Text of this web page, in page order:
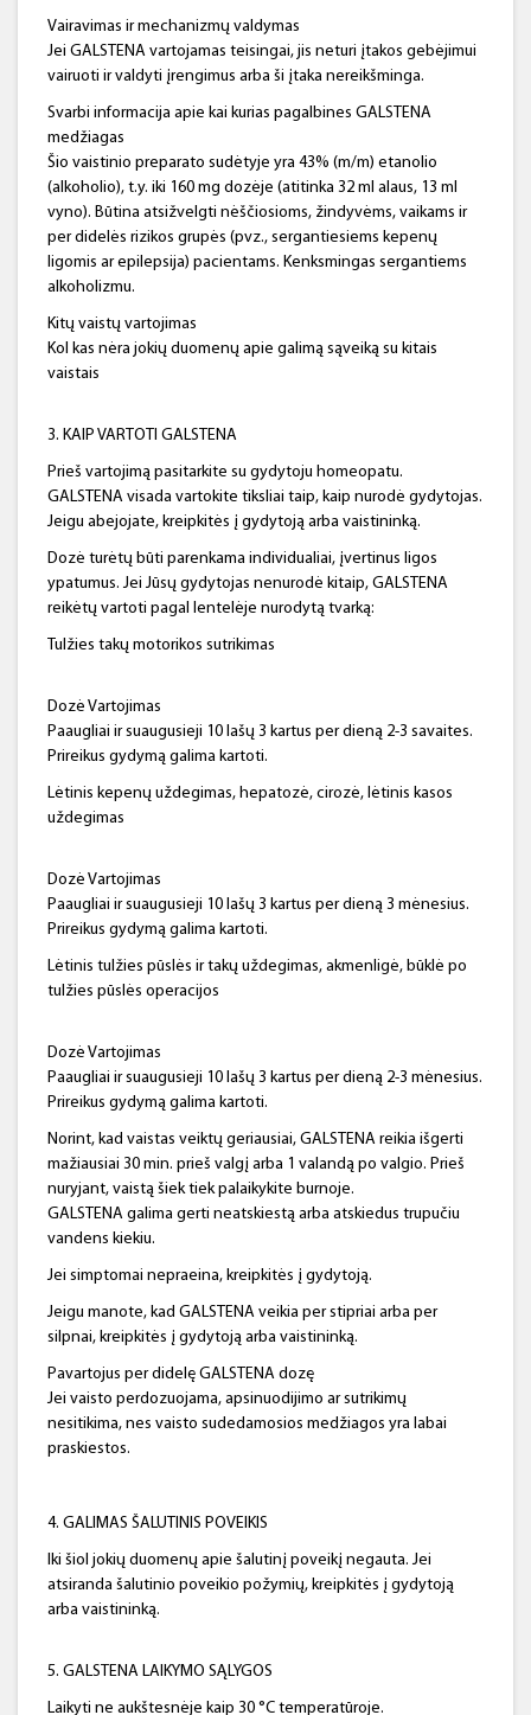
Vairavimas ir mechanizmų valdymas
Jei GALSTENA vartojamas teisingai, jis neturi įtakos gebėjimui
vairuoti ir valdyti įrengimus arba ši įtaka nereikšminga.
Svarbi informacija apie kai kurias pagalbines GALSTENA
medžiagas
Šio vaistinio preparato sudėtyje yra 43% (m/m) etanolio
(alkoholio), t.y. iki 160 mg dozėje (atitinka 32 ml alaus, 13 ml
vyno). Būtina atsižvelgti nėščiosioms, žindyvėms, vaikams ir
per didelės rizikos grupės (pvz., sergantiesiems kepenų
ligomis ar epilepsija) pacientams. Kenksmingas sergantiems
alkoholizmu.
Kitų vaistų vartojimas
Kol kas nėra jokių duomenų apie galimą sąveiką su kitais
vaistais
3. KAIP VARTOTI GALSTENA
Prieš vartojimą pasitarkite su gydytoju homeopatu.
GALSTENA visada vartokite tiksliai taip, kaip nurodė gydytojas.
Jeigu abejojate, kreipkitės į gydytoją arba vaistininką.
Dozė turėtų būti parenkama individualiai, įvertinus ligos
ypatumus. Jei Jūsų gydytojas nenurodė kitaip, GALSTENA
reikėtų vartoti pagal lentelėje nurodytą tvarką:
Tulžies takų motorikos sutrikimas
Dozė Vartojimas
Paaugliai ir suaugusieji 10 lašų 3 kartus per dieną 2-3 savaites.
Prireikus gydymą galima kartoti.
Lėtinis kepenų uždegimas, hepatozė, cirozė, lėtinis kasos
uždegimas
Dozė Vartojimas
Paaugliai ir suaugusieji 10 lašų 3 kartus per dieną 3 mėnesius.
Prireikus gydymą galima kartoti.
Lėtinis tulžies pūslės ir takų uždegimas, akmenligė, būklė po
tulžies pūslės operacijos
Dozė Vartojimas
Paaugliai ir suaugusieji 10 lašų 3 kartus per dieną 2-3 mėnesius.
Prireikus gydymą galima kartoti.
Norint, kad vaistas veiktų geriausiai, GALSTENA reikia išgerti
mažiausiai 30 min. prieš valgį arba 1 valandą po valgio. Prieš
nuryjant, vaistą šiek tiek palaikykite burnoje.
GALSTENA galima gerti neatskiestą arba atskiedus trupučiu
vandens kiekiu.
Jei simptomai nepraeina, kreipkitės į gydytoją.
Jeigu manote, kad GALSTENA veikia per stipriai arba per
silpnai, kreipkitės į gydytoją arba vaistininką.
Pavartojus per didelę GALSTENA dozę
Jei vaisto perdozuojama, apsinuodijimo ar sutrikimų
nesitikima, nes vaisto sudedamosios medžiagos yra labai
praskiestos.
4. GALIMAS ŠALUTINIS POVEIKIS
Iki šiol jokių duomenų apie šalutinį poveikį negauta. Jei
atsiranda šalutinio poveikio požymių, kreipkitės į gydytoją
arba vaistininką.
5. GALSTENA LAIKYMO SĄLYGOS
Laikyti ne aukštesnėje kaip 30 °C temperatūroje.